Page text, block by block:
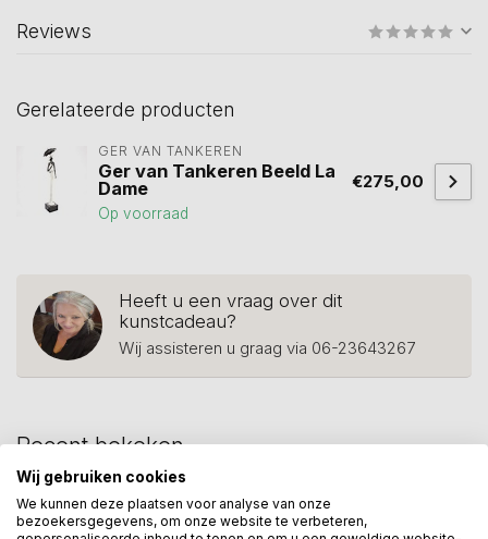
Reviews
Gerelateerde producten
GER VAN TANKEREN
Ger van Tankeren Beeld La
Dame
Op voorraad
€275,00
Heeft u een vraag over dit
kunstcadeau?
Wij assisteren u graag via 06-23643267
Recent bekeken
Wij gebruiken cookies
We kunnen deze plaatsen voor analyse van onze
bezoekersgegevens, om onze website te verbeteren,